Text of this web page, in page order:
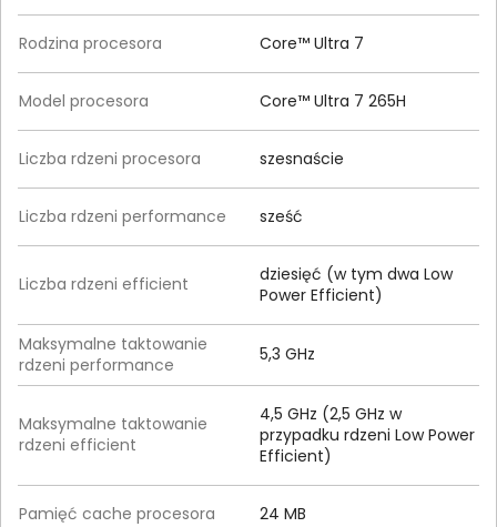
Rodzina procesora Core™ Ultra 7
Model procesora Core™ Ultra 7 265H
Liczba rdzeni procesora szesnaście
Liczba rdzeni performance sześć
Liczba rdzeni efficient
dziesięć (w tym dwa Low
Power Efficient)
Maksymalne taktowanie
rdzeni performance
5,3 GHz
Maksymalne taktowanie
rdzeni efficient
4,5 GHz (2,5 GHz w
przypadku rdzeni Low Power
Efficient)
Pamięć cache procesora 24 MB